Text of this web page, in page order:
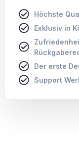
Höchste
Exklusiv in
Der erste
Support